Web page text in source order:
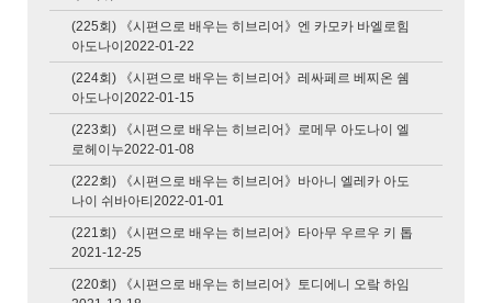
(225회) 《시편으로 배우는 히브리어》엔 카모카 바엘로힘
아도나이2022-01-22
(224회) 《시편으로 배우는 히브리어》레싸페르 베찌온 쉠
아도나이2022-01-15
(223회) 《시편으로 배우는 히브리어》로메무 아도나이 엘
로헤이누2022-01-08
(222회) 《시편으로 배우는 히브리어》바아니 엘레카 아도
나이 쉬바아티2022-01-01
(221회) 《시편으로 배우는 히브리어》타아무 우르우 키 톱
2021-12-25
(220회) 《시편으로 배우는 히브리어》토디에니 오랔 하임